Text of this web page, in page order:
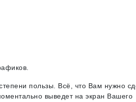
пользы. Всё, что Вам нужно
выведет на экран Вашего